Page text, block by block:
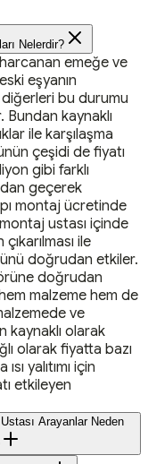
Nelerdir?
emeğe ve
eşyanın
diğerleri bu durumu
kaynaklı
ile karşılaşma
çeşidi de fiyatı
gibi farklı
geçerek
montaj ücretinde
ustası içinde
ile
doğrudan etkiler.
doğrudan
malzeme hem de
ve
kaynaklı olarak
olarak fiyatta bazı
yalıtımı için
etkileyen
Arayanlar Neden